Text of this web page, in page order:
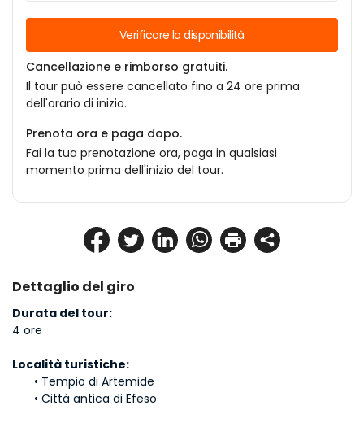
Dettaglio del giro
Durata del tour:
4 ore
Località turistiche:
Tempio di Artemide
Città antica di Efeso
Verificare la disponibilità
Cancellazione e rimborso gratuiti.
Il tour può essere cancellato fino a 24 ore prima
dell'orario di inizio.
Prenota ora e paga dopo.
Fai la tua prenotazione ora, paga in qualsiasi
momento prima dell'inizio del tour.